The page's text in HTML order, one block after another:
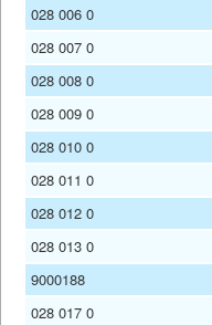
028 006 0
028 007 0
028 008 0
028 009 0
028 010 0
028 011 0
028 012 0
028 013 0
9000188
028 017 0